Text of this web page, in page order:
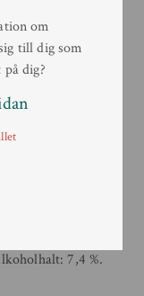
butiker
7,4 %.
om
till dig som
dig?